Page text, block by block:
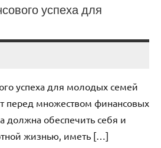
успеха для
успеха для молодых семей
перед множеством финансовых
должна обеспечить себя и
жизнью, иметь […]